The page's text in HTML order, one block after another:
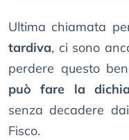
Ultima chiamata
tardiva, ci sono
perdere questo
può fare la
senza decadere
Fisco.